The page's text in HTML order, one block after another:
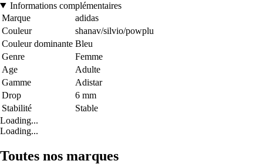
Informations complémentaires
Marque
adidas
Couleur
shanav/silvio/powplu
Couleur dominante Bleu
Genre
Femme
Age
Adulte
Gamme
Adistar
Drop
6 mm
Stabilité
Stable
Loading...
Loading...
Toutes nos marques